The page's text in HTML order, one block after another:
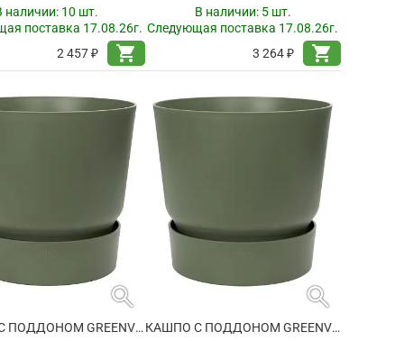
наличии: 10 шт.
поставка 17.08.26г.
2 457 ₽
shopping_cart
В наличии: 5 шт.
Следующая поставка 17.08.26г.
3 264 ₽
shopping_cart
search
КАШПО С ПОДДОНОМ GREENVILLE ROUND LEAF GREEN
search
КАШПО С ПОДДОНОМ GREENVILLE ROUND LEAF GREEN